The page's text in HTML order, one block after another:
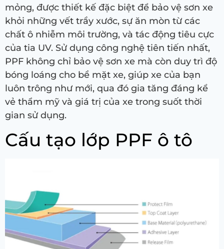
mỏng, được thiết kế đặc biệt để bảo vệ sơn xe
khỏi những vết trầy xước, sự ăn mòn từ các
chất ô nhiễm môi trường, và tác động tiêu cực
của tia UV. Sử dụng công nghệ tiên tiến nhất,
PPF không chỉ bảo vệ sơn xe mà còn duy trì độ
bóng loáng cho bề mặt xe, giúp xe của bạn
luôn trông như mới, qua đó gia tăng đáng kể
vẻ thẩm mỹ và giá trị của xe trong suốt thời
gian sử dụng.
Cấu tạo lớp PPF ô tô